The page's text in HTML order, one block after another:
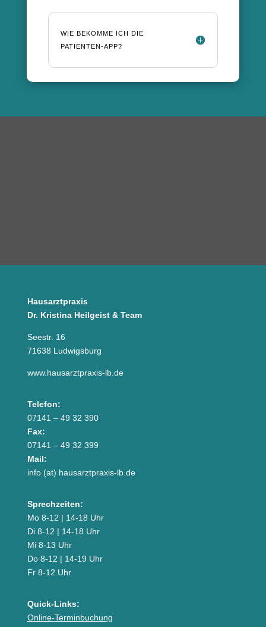
WIE BEKOMME ICH DIE
PATIENTEN-APP?
Hausarztpraxis
Dr. Kristina Heilgeist & Team
Seestr. 16
71638 Ludwigsburg
www.hausarztpraxis-lb.de
Telefon:
07141 – 49 32 390
Fax:
07141 – 49 32 399
Mail:
info (at) hausarztpraxis-lb.de
Sprechzeiten:
Mo 8-12 | 14-18 Uhr
Di 8-12 | 14-18 Uhr
Mi 8-13 Uhr
Do 8-12 | 14-19 Uhr
Fr 8-12 Uhr
Quick-Links:
Online-Terminbuchung